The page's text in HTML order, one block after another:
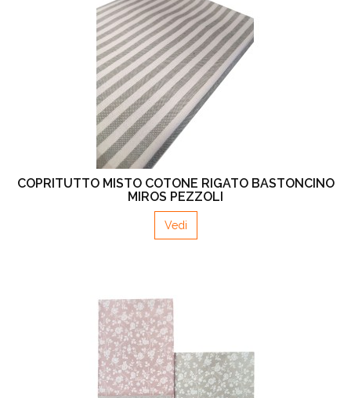
COPRITUTTO MISTO COTONE RIGATO BASTONCINO
MIROS PEZZOLI
Vedi